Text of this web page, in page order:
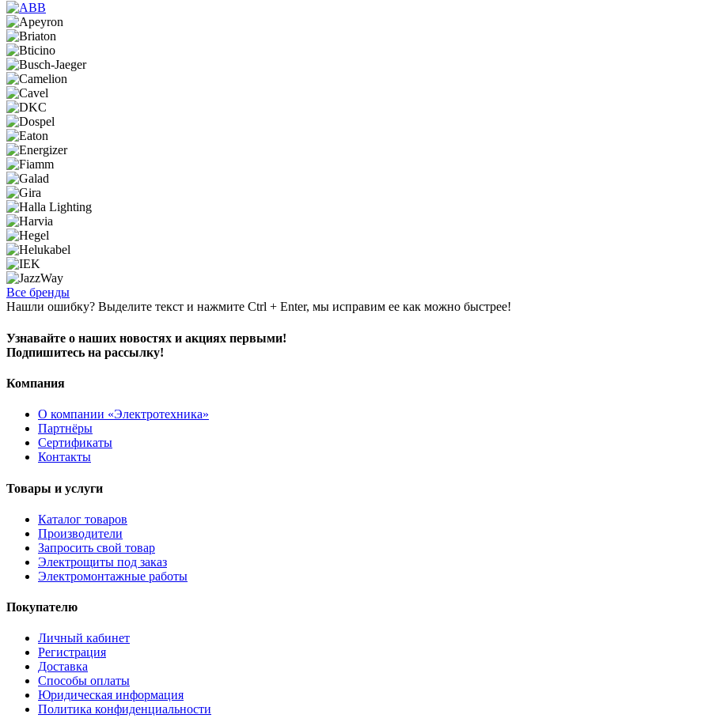
Все бренды
Нашли ошибку? Выделите текст и нажмите Ctrl + Enter, мы исправим ее как можно быстрее!
Узнавайте о наших новостях и акциях первыми!
Подпишитесь на рассылку!
Компания
О компании «Электротехника»
Партнёры
Сертификаты
Контакты
Товары и услуги
Каталог товаров
Производители
Запросить свой товар
Электрощиты под заказ
Электромонтажные работы
Покупателю
Личный кабинет
Регистрация
Доставка
Способы оплаты
Юридическая информация
Политика конфиденциальности